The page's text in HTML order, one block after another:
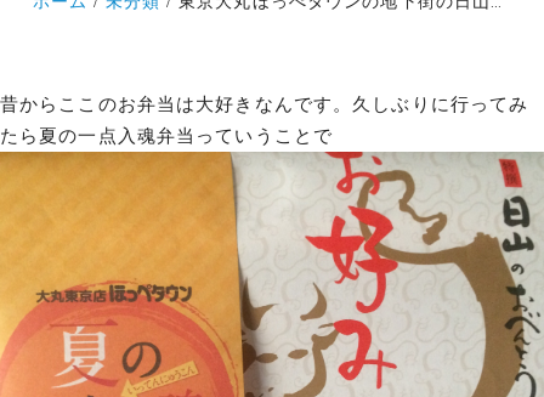
昔からここのお弁当は大好きなんです。久しぶりに行ってみ
たら夏の一点入魂弁当っていうことで